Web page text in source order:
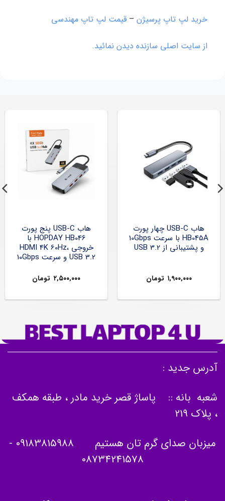
خرید لپ تاپ پرسیژن – قیمت لپ تاپ مهندسی
از سایت اصلی سازنده دیدن نمائید.
هاب USB-C چهار پورت
HB045A با سرعت 10Gbps
و پشتیبانی از USB 3.2
۱,۹۰۰,۰۰۰ تومان
هاب USB-C پنج پورت
HOPDAY HB046 با
خروجی HDMI 4K 60Hz،
USB 3.2 و سرعت 10Gbps
۲,۵۰۰,۰۰۰ تومان
آدرس جدید :
شعبه بانه :: پاساژ قصر خرید مادر ، طبقه همکف
، پلاک 219
میزبان صدای گرم تان هستیم 09183815988
-
08734241578